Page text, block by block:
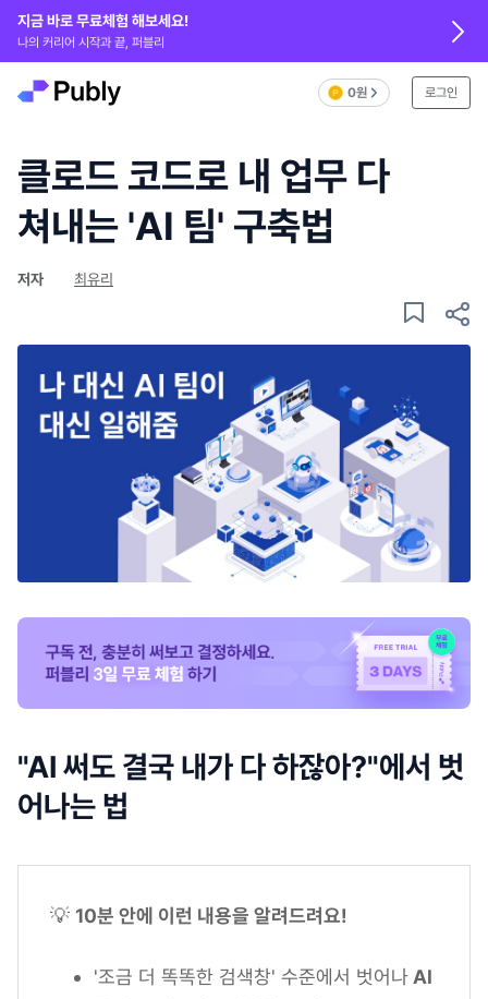
지금 바로 무료체험 해보세요!
나의 커리어 시작과 끝, 퍼블리
0원 로그인
클로드 코드로 내 업무 다
쳐내는 'AI 팀' 구축법
저자 최유리
"AI 써도 결국 내가 다 하잖아?"에서 벗
어나는 법
💡 10분 안에 이런 내용을 알려드려요!
'조금 더 똑똑한 검색창' 수준에서 벗어나AI